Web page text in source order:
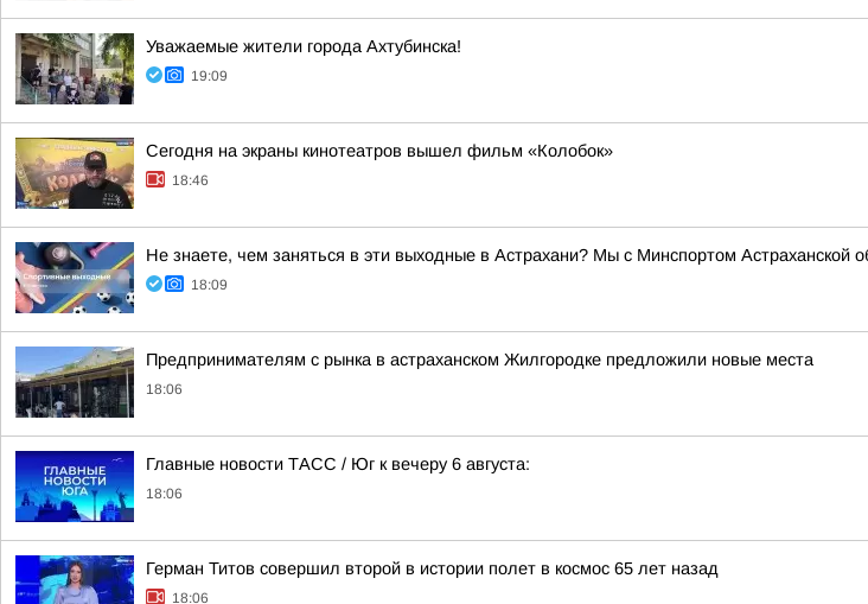
Уважаемые жители города Ахтубинска!
19:09
Сегодня на экраны кинотеатров вышел фильм «Колобок»
18:46
Не знаете, чем заняться в эти выходные в Астрахани? Мы с Минспортом Астраханской
18:09
Предпринимателям с рынка в астраханском Жилгородке предложили новые места
18:06
Главные новости ТАСС / Юг к вечеру 6 августа:
18:06
Герман Титов совершил второй в истории полет в космос 65 лет назад
18:06